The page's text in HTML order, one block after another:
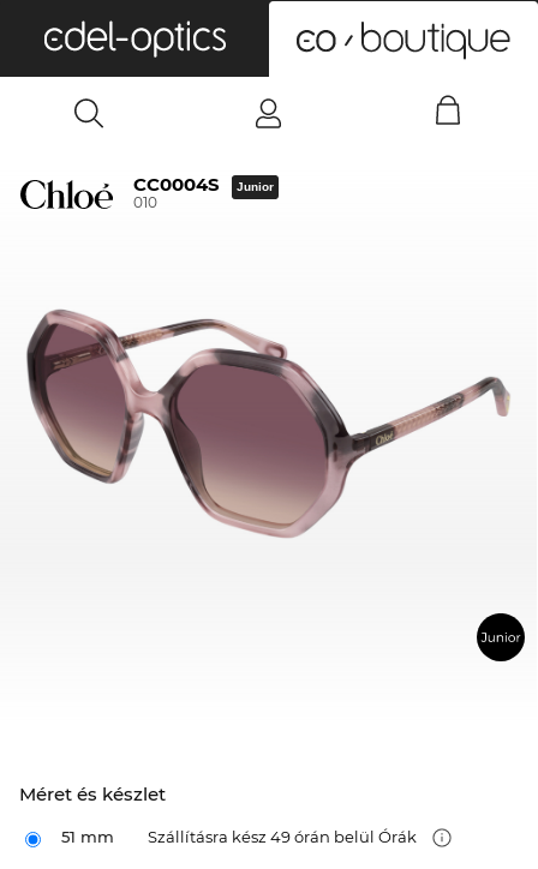
CC0004S
010
Junior
Méret és készlet
51 mm Szállításra kész 49 órán belül Órák